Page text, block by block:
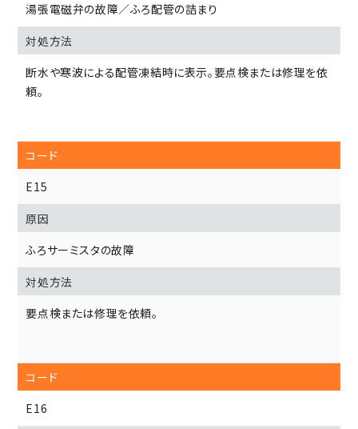
湯張電磁弁の故障／ふろ配管の詰まり
断水や寒波による配管凍結時に表示。要点検または修理を依
頼。
E15
ふろサーミスタの故障
要点検または修理を依頼。
E16